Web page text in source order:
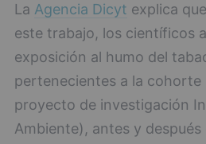
La Agencia Dicyt explica
este trabajo, los científicos
exposición al humo del
pertenecientes a la cohorte
proyecto de investigación
Ambiente), antes y después